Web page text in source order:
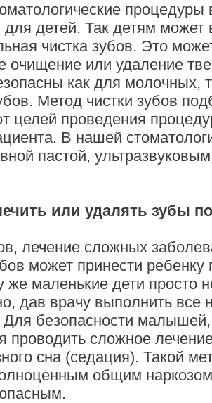
процедуры
для детей. Так детям может
чистка зубов. Это
очищение или удаление
как для молочных,
Метод чистки зубов
целей проведения
В нашей
пастой,
или удалять зубы
лечение сложных
может принести ребенку
же маленькие дети просто
дав врачу выполнить все
безопасности
проводить сложное
сна (седация). Такой
общим